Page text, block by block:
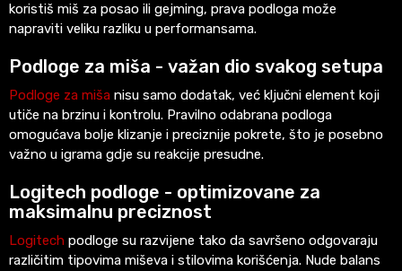
koristiš miš za posao ili gejming, prava podloga može
napraviti veliku razliku u performansama.
Podloge za miša - važan dio svakog setupa
Podloge za miša nisu samo dodatak, već ključni element koji
utiče na brzinu i kontrolu. Pravilno odabrana podloga
omogućava bolje klizanje i preciznije pokrete, što je posebno
važno u igrama gdje su reakcije presudne.
Logitech podloge - optimizovane za
maksimalnu preciznost
Logitech podloge su razvijene tako da savršeno odgovaraju
različitim tipovima miševa i stilovima korišćenja. Nude balans